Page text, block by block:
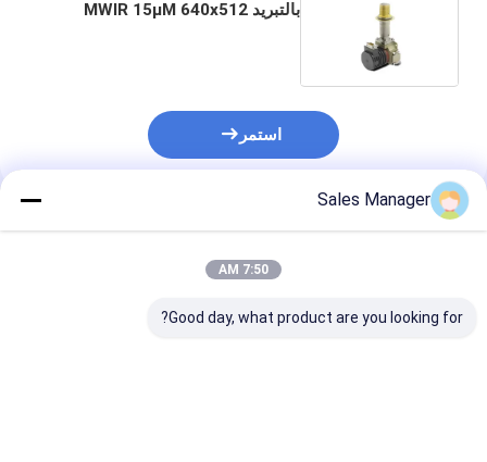
بالتبريد MWIR 15μM 640x512
استمر
المنتجات الموصى بها
Sales Manager
7:50 AM
Good day, what product are you looking for?